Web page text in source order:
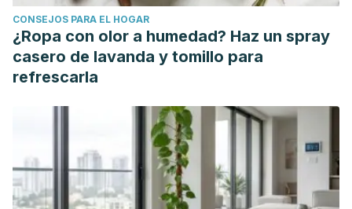
Pressure Reduction in Adults with and without
Hypertension: A Systematic Review and Meta-Analysis of
Randomized Controlled Trials. Advances in nutrition
(Bethesda, Md.), 11(5), 1150–1160.
Ibsen, D. B., Levitan, E. B., Åkesson, A., Gigante, B., & Wolk,
A. (2022). The DASH diet is associated with a lower risk of
heart failure: a cohort study. European journal of
preventive cardiology, 29(7), 1114–1123.
https://academic.oup.com/eurjpc/article/29/7/1114/6496949?
CONSEJOS PARA EL HOGAR
¿Ropa con olor a humedad? Haz un spray
casero de lavanda y tomillo para
refrescarla